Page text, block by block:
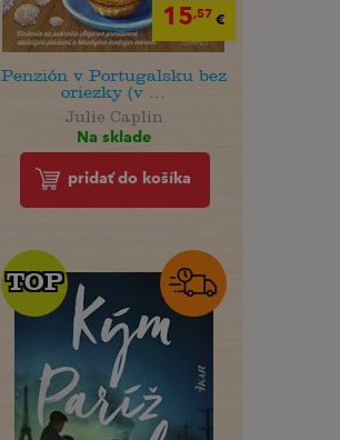
15,57 €
Penzión v Portugalsku bez
oriezky (v ...
Julie Caplin
Na sklade
pridať do košíka
TOP
TOP